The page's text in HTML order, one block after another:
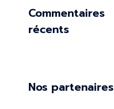
Commentaires
récents
Nos partenaires